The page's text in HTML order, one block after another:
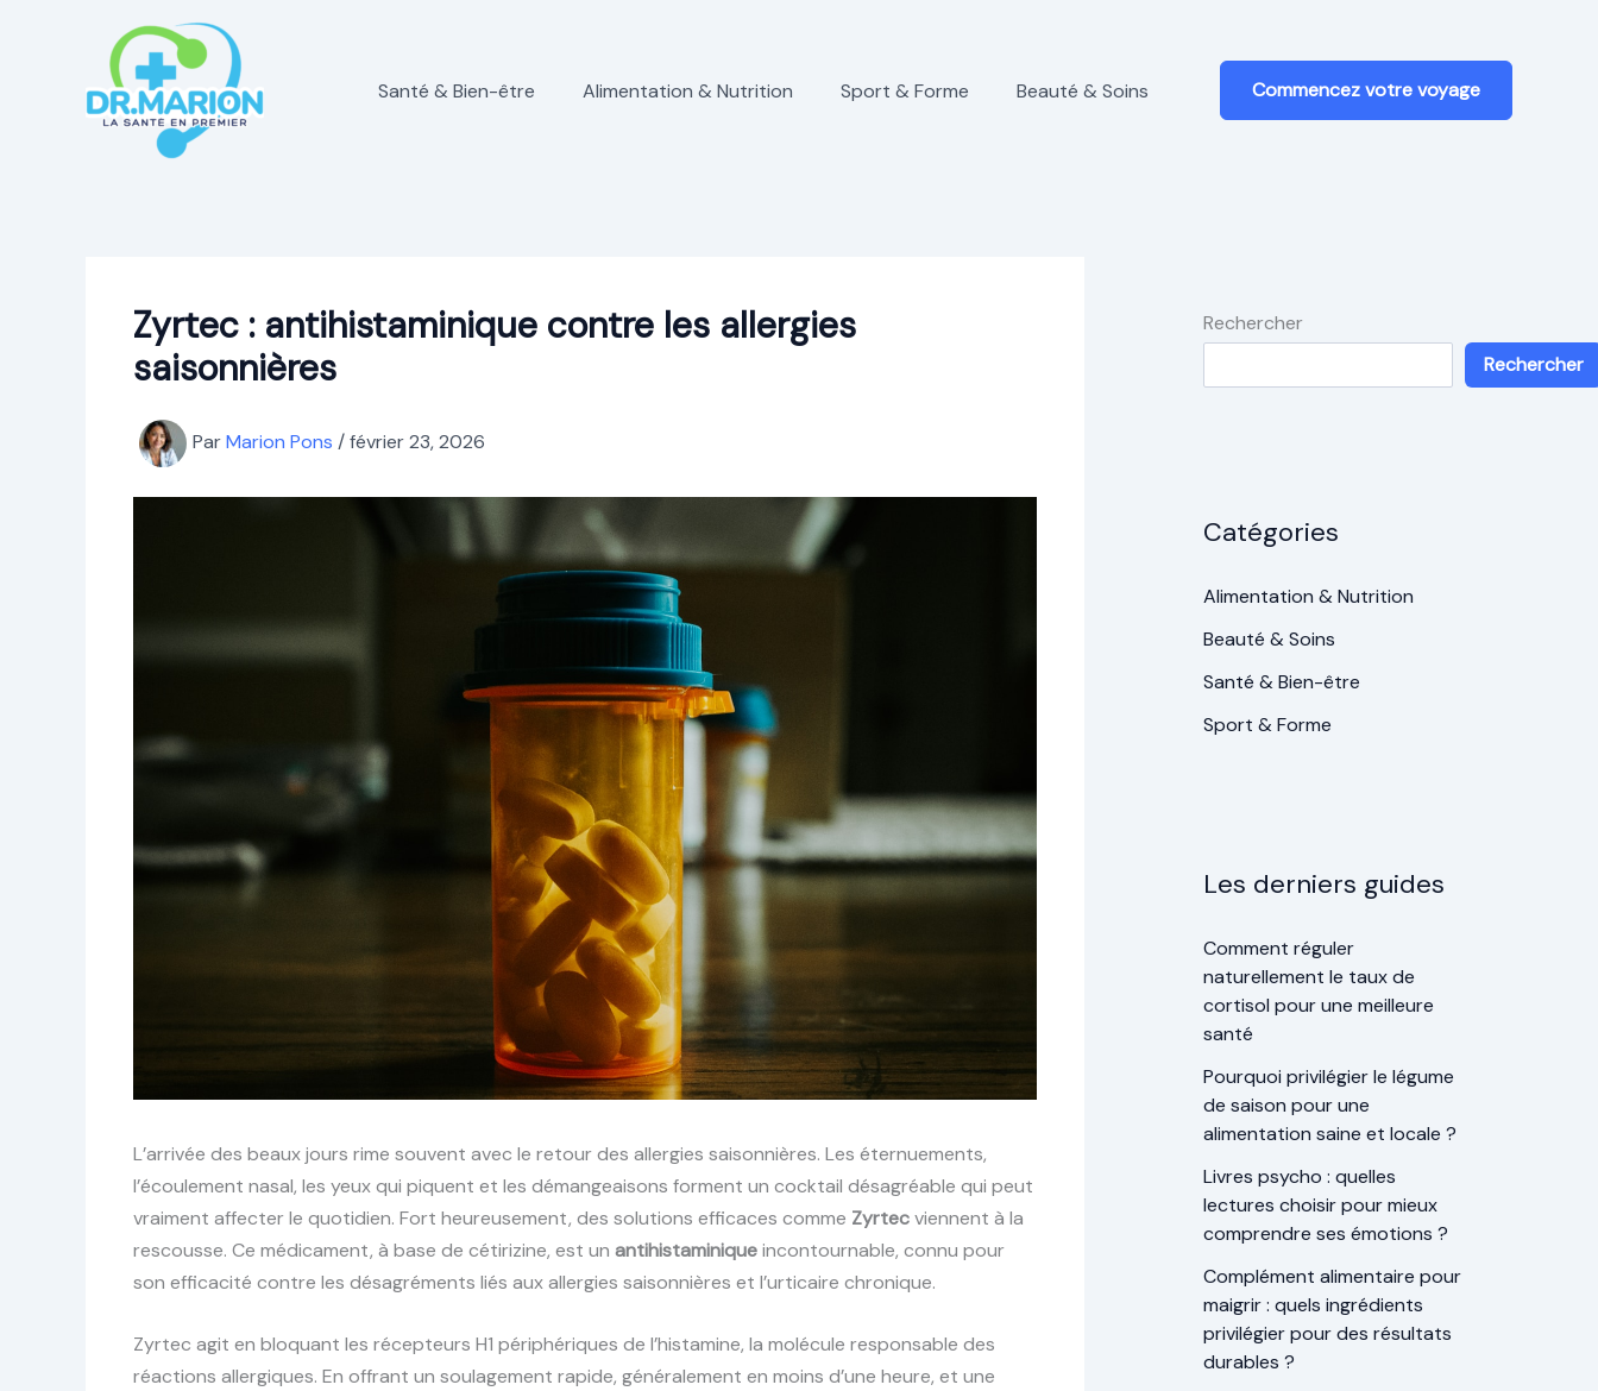
Santé & Bien-être Alimentation & Nutrition Sport & Forme Beauté & Soins Commencez votre voyage
Zyrtec : antihistaminique contre les allergies
saisonnières
ParMarion Pons /février 23, 2026
L’arrivée des beaux jours rime souvent avec le retour des allergies saisonnières. Les éternuements,
l’écoulement nasal, les yeux qui piquent et les démangeaisons forment un cocktail désagréable qui peut
vraiment affecter le quotidien. Fort heureusement, des solutions efficaces comme Zyrtecviennent à la
rescousse. Ce médicament, à base de cétirizine, est un antihistaminiqueincontournable, connu pour
son efficacité contre les désagréments liés aux allergies saisonnières et l’urticaire chronique.
Zyrtec agit en bloquant les récepteurs H1 périphériques de l’histamine, la molécule responsable des
réactions allergiques. En offrant un soulagement rapide, généralement en moins d’une heure, et une
Rechercher
Rechercher
Catégories
Alimentation & Nutrition
Beauté & Soins
Santé & Bien-être
Sport & Forme
Les derniers guides
Comment réguler
naturellement le taux de
cortisol pour une meilleure
santé
Pourquoi privilégier le légume
de saison pour une
alimentation saine et locale ?
Livres psycho : quelles
lectures choisir pour mieux
comprendre ses émotions ?
Complément alimentaire pour
maigrir : quels ingrédients
privilégier pour des résultats
durables ?